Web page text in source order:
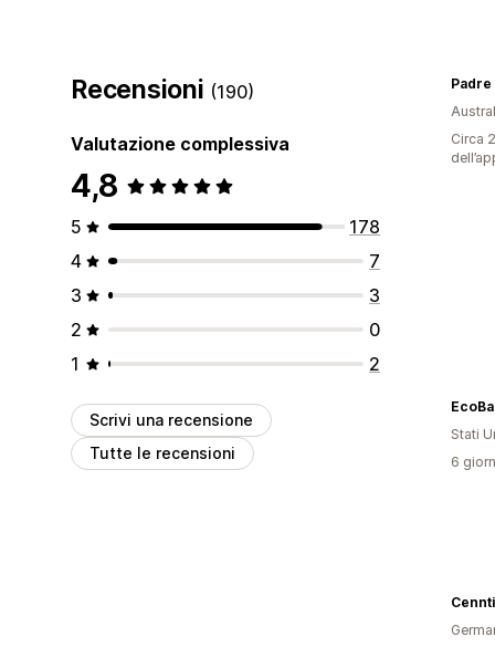
Recensioni (190)
Valutazione complessiva
4,8
5
178
4
7
3
3
2
0
1
2
Scrivi una recensione
Tutte le recensioni
Padre
Circa
Stati
6